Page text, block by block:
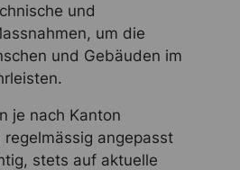
und
um die
und Gebäuden im
je nach Kanton
angepasst
stets auf aktuelle